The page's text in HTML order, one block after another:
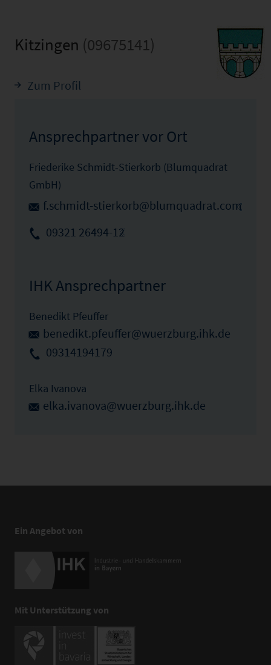
Kitzingen (09675141)
Zum Profil
Ansprechpartner vor Ort
Friederike Schmidt-Stierkorb (Blumquadrat
GmbH)
f.schmidt-stierkorb@blumquadrat.com
09321 26494-12
IHK Ansprechpartner
Benedikt Pfeuffer
benedikt.pfeuffer@wuerzburg.ihk.de
09314194179
Elka Ivanova
elka.ivanova@wuerzburg.ihk.de
Ein Angebot von
Mit Unterstützung von